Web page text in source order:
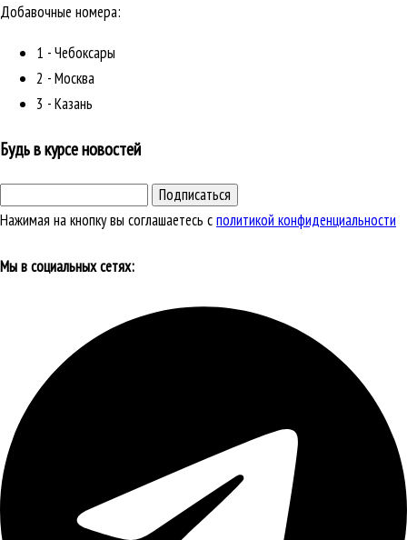
Добавочные номера:
1 - Чебоксары
2 - Москва
3 - Казань
Будь в курсе новостей
Подписаться
Нажимая на кнопку вы соглашаетесь сполитикой конфиденциальности
Мы в социальных сетях: